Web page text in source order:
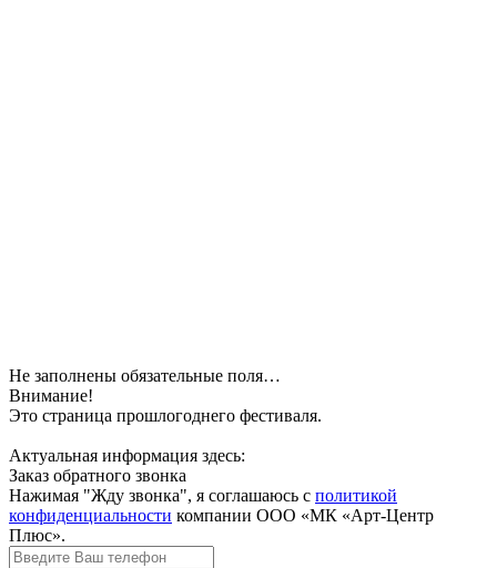
Не заполнены обязательные поля…
Внимание!
Это страница прошлогоднего фестиваля.
Актуальная информация здесь:
Заказ обратного звонка
Нажимая "Жду звонка", я соглашаюсь с политикой
конфиденциальности компании ООО «МК «Арт-Центр
Плюс».